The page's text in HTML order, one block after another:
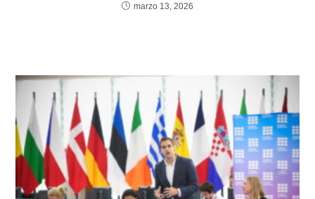
marzo 13, 2026